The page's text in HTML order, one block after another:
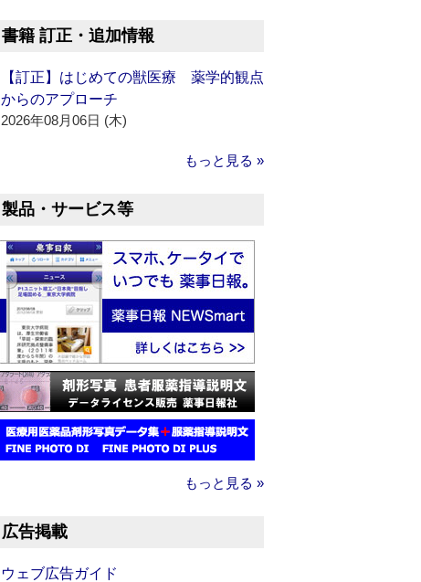
書籍 訂正・追加情報
【訂正】はじめての獣医療 薬学的観点
からのアプローチ
2026年08月06日 (木)
もっと見る »
製品・サービス等
もっと見る »
広告掲載
ウェブ広告ガイド